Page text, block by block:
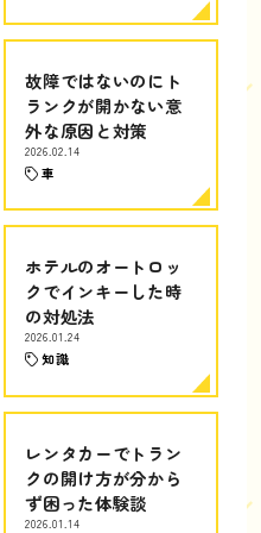
故障ではないのにト
ランクが開かない意
外な原因と対策
2026.02.14
車
ホテルのオートロッ
クでインキーした時
の対処法
2026.01.24
知識
レンタカーでトラン
クの開け方が分から
ず困った体験談
2026.01.14